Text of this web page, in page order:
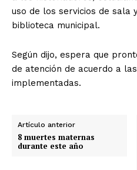
uso de los servicios de sala
biblioteca municipal.
Según dijo, espera que
de atención de acuerdo a
implementadas.
Artículo anterior
8 muertes maternas
durante este año